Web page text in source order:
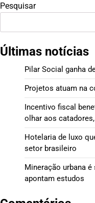
Pesquisar
Últimas notícias
Pilar Social ganha
Projetos atuam na
Incentivo fiscal
olhar aos
Hotelaria de luxo
setor brasileiro
Mineração urbana
apontam estudos